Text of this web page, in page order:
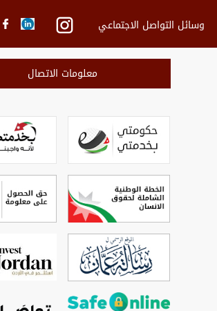
وسائل التواصل الاجتماعي
معلومات الاتصال